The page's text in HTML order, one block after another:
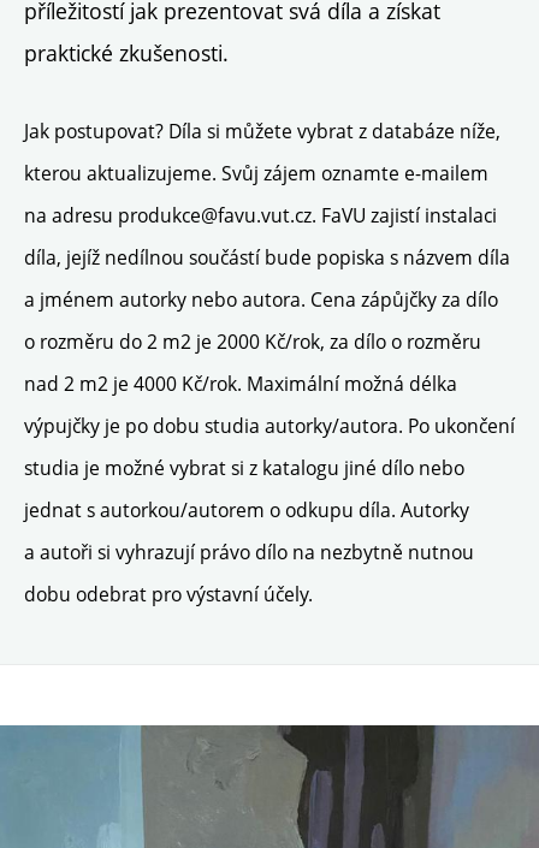
příležitostí jak prezentovat svá díla a získat
praktické zkušenosti.
Jak postupovat? Díla si můžete vybrat z databáze níže,
kterou aktualizujeme. Svůj zájem oznamte e-mailem
na adresu produkce@favu.vut.cz. FaVU zajistí instalaci
díla, jejíž nedílnou součástí bude popiska s názvem díla
a jménem autorky nebo autora. Cena zápůjčky za dílo
o rozměru do 2 m2 je 2000 Kč/rok, za dílo o rozměru
nad 2 m2 je 4000 Kč/rok. Maximální možná délka
výpujčky je po dobu studia autorky/autora. Po ukončení
studia je možné vybrat si z katalogu jiné dílo nebo
jednat s autorkou/autorem o odkupu díla. Autorky
a autoři si vyhrazují právo dílo na nezbytně nutnou
dobu odebrat pro výstavní účely.